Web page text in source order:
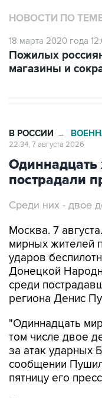
18 марта 2020 года
магазины и
пострадали
Среди них - двое
Москва. 7
ударов
Донецкой
среди
региона Денис
"Одиннадцать
за атак ударных
сообщении
пятницу его
Он уточнил, что в